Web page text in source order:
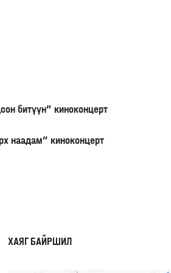
битүүн” киноконцерт
наадам” киноконцерт
ХАЯГ БАЙРШИЛ